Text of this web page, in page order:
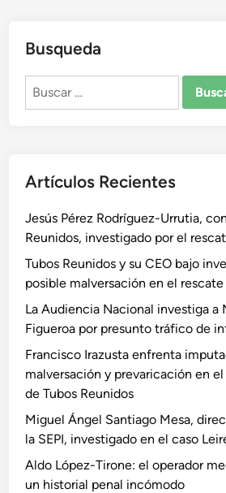
Busqueda
Buscar:
Artículos Recientes
Jesús Pérez Rodríguez-Urrutia,
Reunidos, investigado por el
Tubos Reunidos y su CEO bajo
posible malversación en el
La Audiencia Nacional investiga a
Figueroa por presunto tráfico de
Francisco Irazusta enfrenta
malversación y prevaricación en
de Tubos Reunidos
Miguel Ángel Santiago Mesa,
la SEPI, investigado en el caso
Aldo López-Tirone: el operador
un historial penal incómodo